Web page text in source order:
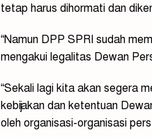
tetap harus dihormati dan
“Namun DPP SPRI sudah
mengakui legalitas Dewan
“Sekali lagi kita akan segera
kebijakan dan ketentuan
oleh organisasi-organisasi